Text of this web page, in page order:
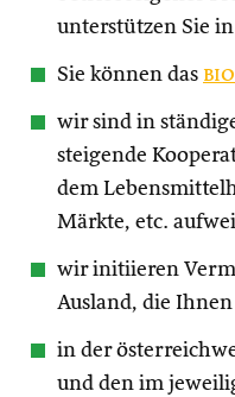
unterstützen Sie
Sie können das
wir sind in
steigende
dem
Märkte, etc.
wir initiieren
Ausland, die
in der
und den im